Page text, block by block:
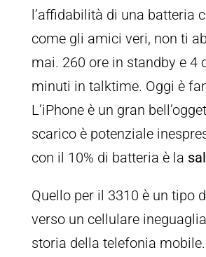
l’affidabilità di una batteria
come gli amici veri, non ti
mai. 260 ore in standby e 4
minuti in talktime. Oggi è
L’iPhone è un gran
scarico è potenziale
con il 10% di batteria è la
Quello per il 3310 è un tipo
verso un cellulare
storia della telefonia mobile.